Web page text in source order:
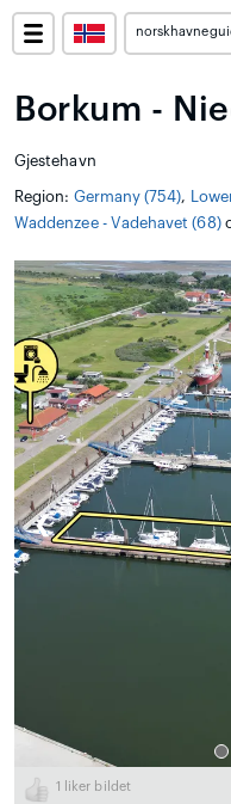
Borkum -
Gjestehavn
Region: Germany (754),
Waddenzee - Vadehavet (68)
❮
1 liker bildet